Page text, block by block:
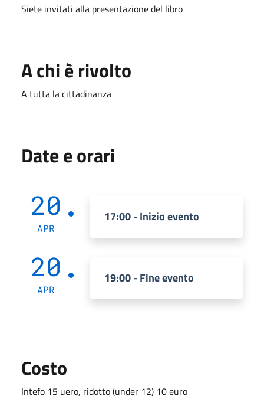
Siete invitati alla presentazione del libro
A chi è rivolto
A tutta la cittadinanza
Date e orari
20
APR
17:00 - Inizio evento
20
APR
19:00 - Fine evento
Costo
Intefo 15 uero, ridotto (under 12) 10 euro